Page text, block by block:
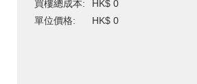
買樓總成本:
HK$ 0
單位價格:
HK$ 0